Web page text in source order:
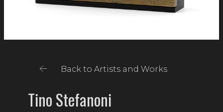
Back to Artists and Works
Tino Stefanoni